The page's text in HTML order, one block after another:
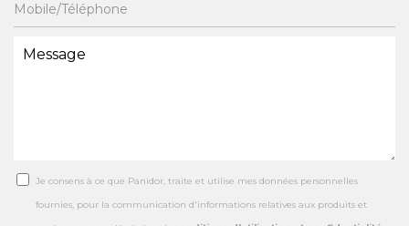
Je consens à ce que Panidor, traite et utilise mes données personnelles
fournies, pour la communication d'informations relatives aux produits et